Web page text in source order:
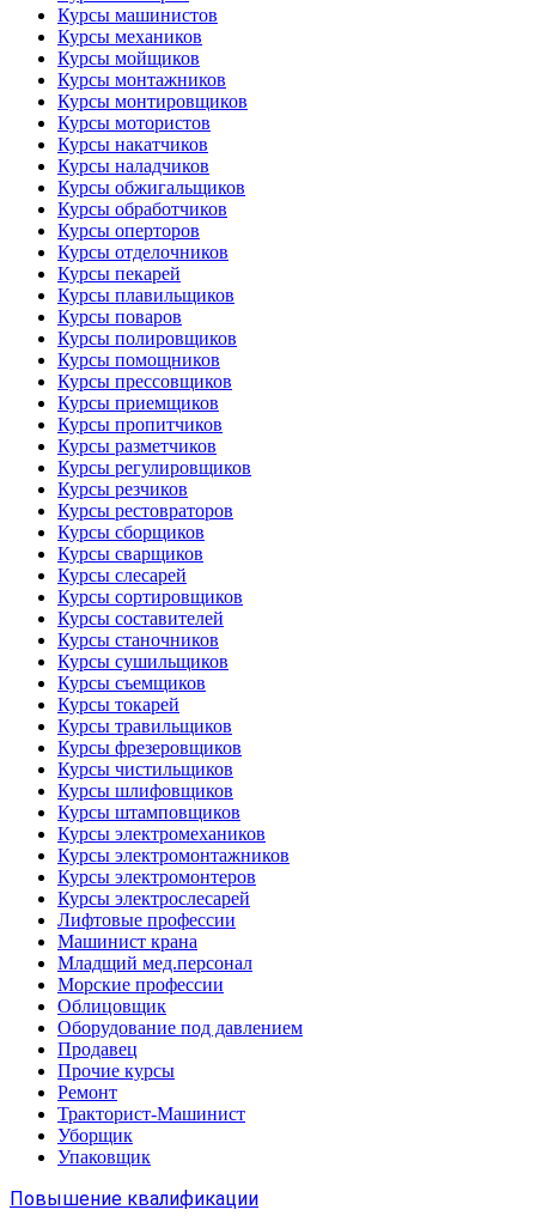
Курсы машинистов
Курсы механиков
Курсы мойщиков
Курсы монтажников
Курсы монтировщиков
Курсы мотористов
Курсы накатчиков
Курсы наладчиков
Курсы обжигальщиков
Курсы обработчиков
Курсы оперторов
Курсы отделочников
Курсы пекарей
Курсы плавильщиков
Курсы поваров
Курсы полировщиков
Курсы помощников
Курсы прессовщиков
Курсы приемщиков
Курсы пропитчиков
Курсы разметчиков
Курсы регулировщиков
Курсы резчиков
Курсы рестовраторов
Курсы сборщиков
Курсы сварщиков
Курсы слесарей
Курсы сортировщиков
Курсы составителей
Курсы станочников
Курсы сушильщиков
Курсы съемщиков
Курсы токарей
Курсы травильщиков
Курсы фрезеровщиков
Курсы чистильщиков
Курсы шлифовщиков
Курсы штамповщиков
Курсы электромехаников
Курсы электромонтажников
Курсы электромонтеров
Курсы электрослесарей
Лифтовые профессии
Машинист крана
Младщий мед.персонал
Морские профессии
Облицовщик
Оборудование под давлением
Продавец
Прочие курсы
Ремонт
Тракторист-Машинист
Уборщик
Упаковщик
Повышение квалификации